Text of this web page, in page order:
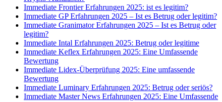
Immediate Frontier Erfahrungen 2025: ist es legitim?
Immediate GP Erfahrungen 2025 – Ist es Betrug oder legitim?
Immediate Granimator Erfahrungen 2025 – Ist es Betrug oder
legitim?
Immediate Intal Erfahrungen 2025: Betrug oder legitime
Immediate Keflex Erfahrungen 2025: Eine Umfassende
Bewertung
Immediate Lidex-Überprüfung 2025: Eine umfassende
Bewertung
Immediate Luminary Erfahrungen 2025: Betrug oder seriös?
Immediate Master News Erfahrungen 2025: Eine Umfassende